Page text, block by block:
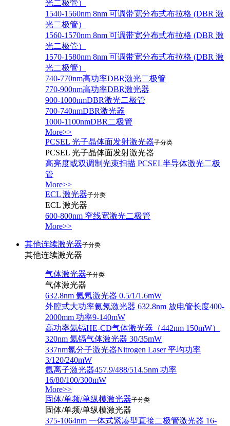
光二极管）
1540-1560nm 8nm 可调带宽分布式布拉格 (DBR 激
光二极管）
1560-1570nm 8nm 可调带宽分布式布拉格 (DBR 激
光二极管）
1570-1580nm 8nm 可调带宽分布式布拉格 (DBR 激
光二极管）
740-770nm高功率DBR激光二极管
770-900nm高功率DBR激光器
900-1000nmDBR激光二极管
700-740nmDBR激光器
1000-1100nmDBR二极管
More>>
PCSEL 光子晶体面发射激光器子分类
PCSEL 光子晶体面发射激光器
高亮度或双调制光束扫描 PCSEL半导体激光二极
管
More>>
ECL 激光器子分类
ECL 激光器
600-800nm 窄线宽激光二极管
More>>
其他连续激光器子分类
其他连续激光器
气体激光器子分类
气体激光器
632.8nm 氦氖激光器 0.5/1/1.6mW
外腔式大功率氦氖激光器 632.8nm 放电管长度400-
2000mm 功率9-140mW
高功率氦镉HE-CD气体激光器（442nm 150mW）
320nm 氦镉气体激光器 30/35mW
337nm氮分子激光器Nitrogen Laser 平均功率
3/120/240mW
氩离子激光器457.9/488/514.5nm 功率
16/80/100/300mW
More>>
固体/单频/单纵模激光器子分类
固体/单频/单纵模激光器
375-1064nm 一体式紧凑型直接二极管激光器 16-